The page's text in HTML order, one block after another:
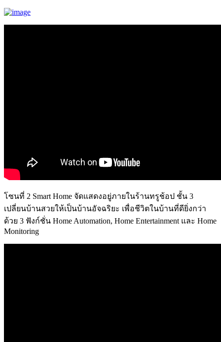
โซนที่ 2 Smart Home จัดแสดงอยู่ภายในร้านทรูช้อป ชั้น 3
เปลี่ยนบ้านสวยให้เป็นบ้านอัจฉริยะ เพื่อชีวิตในบ้านที่ดียิ่งกว่า
ด้วย 3 ฟังก์ชั่น Home Automation, Home Entertainment และ Home
Monitoring